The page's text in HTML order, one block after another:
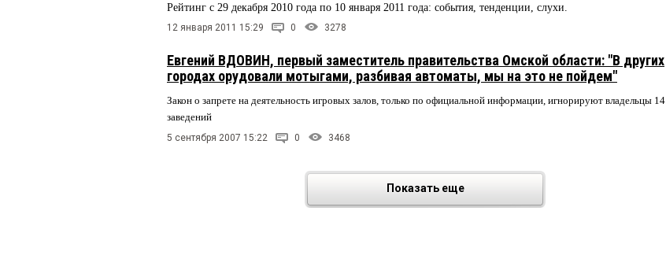
Рейтинг с 29 декабря 2010 года по 10 января 2011 года: события, тенденции, слухи.
12 января 2011 15:29 0 3278
Евгений ВДОВИН, первый заместитель правительства Омской области: "В других
городах орудовали мотыгами, разбивая автоматы, мы на это не пойдем"
Закон о запрете на деятельность игровых залов, только по официальной информации, игнорируют владельцы 14
заведений
5 сентября 2007 15:22 0 3468
Показать еще